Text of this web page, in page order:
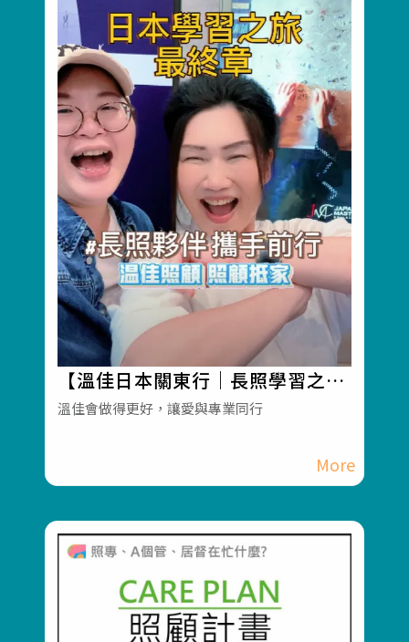
【溫佳日本關東行｜長照學習之旅
圓滿落幕】#彰化長照機構 #員林
溫佳會做得更好，讓愛與專業同行